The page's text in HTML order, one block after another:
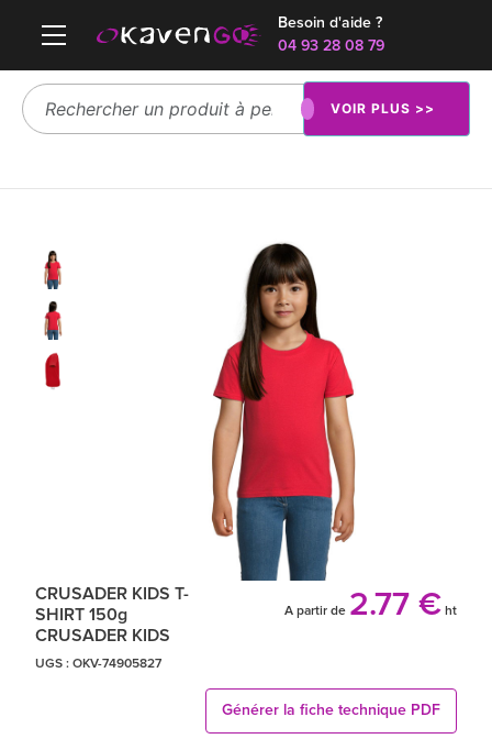
Besoin d'aide ?
04 93 28 08 79
VOIR PLUS >>
CRUSADER KIDS T-
SHIRT 150g
CRUSADER KIDS
A partir de 2.77 € ht
UGS : OKV-74905827
Générer la fiche technique PDF